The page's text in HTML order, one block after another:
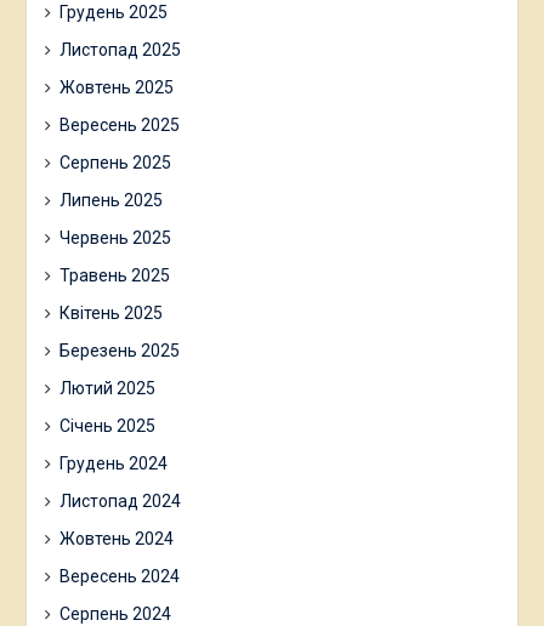
Грудень 2025
Листопад 2025
Жовтень 2025
Вересень 2025
Серпень 2025
Липень 2025
Червень 2025
Травень 2025
Квітень 2025
Березень 2025
Лютий 2025
Січень 2025
Грудень 2024
Листопад 2024
Жовтень 2024
Вересень 2024
Серпень 2024